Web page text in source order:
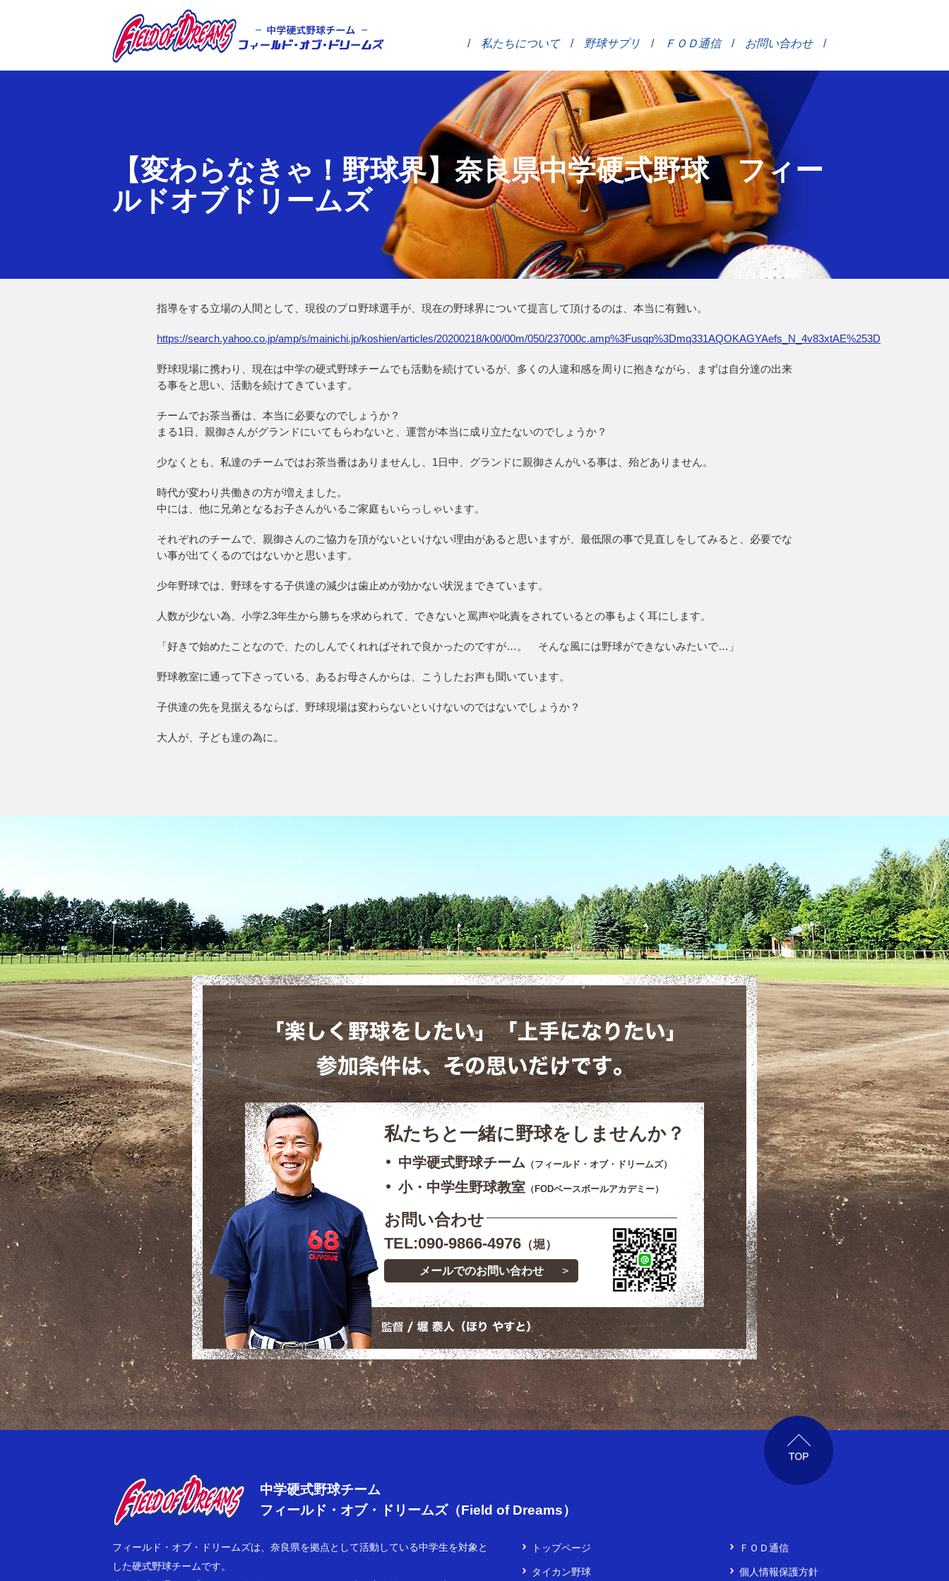
私たちについて 野球サプリ ＦＯＤ通信 お問い合わせ
【変わらなきゃ！野球界】奈良県中学硬式野球 フィー
ルドオブドリームズ
指導をする立場の人間として、現役のプロ野球選手が、現在の野球界について提言して頂けるのは、本当に有難い。
https://search.yahoo.co.jp/amp/s/mainichi.jp/koshien/articles/20200218/k00/00m/050/237000c.amp%3Fusqp%3Dmq331AQOKAGYAefs_N_4v83xtAE%253D
野球現場に携わり、現在は中学の硬式野球チームでも活動を続けているが、多くの人違和感を周りに抱きながら、まずは自分達の出来
る事をと思い、活動を続けてきています。
チームでお茶当番は、本当に必要なのでしょうか？
まる1日、親御さんがグランドにいてもらわないと、運営が本当に成り立たないのでしょうか？
少なくとも、私達のチームではお茶当番はありませんし、1日中、グランドに親御さんがいる事は、殆どありません。
時代が変わり共働きの方が増えました。
中には、他に兄弟となるお子さんがいるご家庭もいらっしゃいます。
それぞれのチームで、親御さんのご協力を頂がないといけない理由があると思いますが、最低限の事で見直しをしてみると、必要でな
い事が出てくるのではないかと思います。
少年野球では、野球をする子供達の減少は歯止めが効かない状況まできています。
人数が少ない為、小学2.3年生から勝ちを求められて、できないと罵声や叱責をされているとの事もよく耳にします。
「好きで始めたことなので、たのしんでくれればそれで良かったのですが…。 そんな風には野球ができないみたいで…」
野球教室に通って下さっている、あるお母さんからは、こうしたお声も聞いています。
子供達の先を見据えるならば、野球現場は変わらないといけないのではないでしょうか？
大人が、子ども達の為に。
「楽しく野球をしたい」「上手に
私たちと一緒に野球をしませんか？
中学硬式野球チーム （フィールド・オブ・ドリームズ）
小・中学生野球教室 （FODベースボールアカデミー）
お問い合わせ
TEL:090-9866-4976 （堀）
メールでのお問い合わせ
LINEでご連絡をご希望の方は、下のボタンをタップ
代表 / 堀 泰人（ほり やすと）
ページTOP
Field of Dreams
中学硬式野球チーム
フィールド・オブ・ドリームズ（Field of Dreams）
フィールド・オブ・ドリームズは、奈良県を拠点として活動している中学生を対象と
した硬式野球チームです。
トップページ
タイカン野球
ＦＯＤ通信
個人情報保護方針